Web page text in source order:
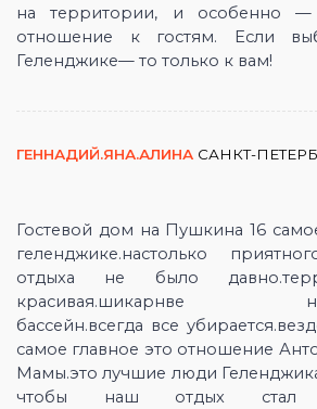
на территории, и особенно —
отношение к гостям. Если
Геленджике— то только к вам!
ГЕННАДИЙ.ЯНА.АЛИНА САНКТ-
Гостевой дом на Пушкина 16
геленджике.настолько
отдыха не было
красивая.шикарнве
бассейн.всегда все
самое главное это отношение
Мамы.это лучшие люди
чтобы наш отдых стал